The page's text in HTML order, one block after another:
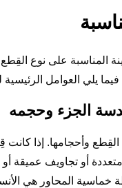
المناسبة على نوع
فيما يلي العوامل
الجزء وحجمه
وأحجامها. إذا كانت
أو تجاويف عميقة أو
خماسية المحاور هي